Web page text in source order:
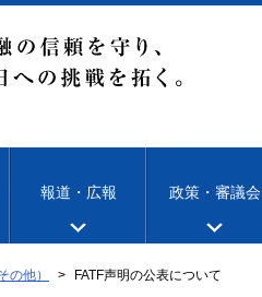
報道・広報 政策・審議会
の他） FATF声明の公表について